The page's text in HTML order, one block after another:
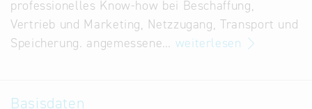
professionelles Know-how bei Beschaffung,
Vertrieb und Marketing, Netzzugang, Transport und
Speicherung. angemessene… weiterlesen
Basisdaten